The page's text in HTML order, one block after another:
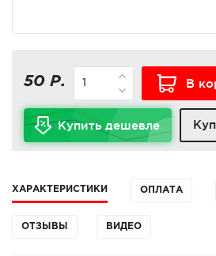
50 Р. В
Купить дешевле
ХАРАКТЕРИСТИКИ ОПЛАТА
ОТЗЫВЫ ВИДЕО